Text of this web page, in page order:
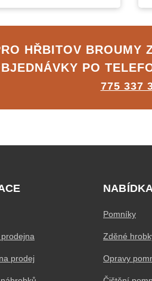
HŘBITOV BROUMY
PO
775 337
prodej
Pomníky
Zděné
Opravy